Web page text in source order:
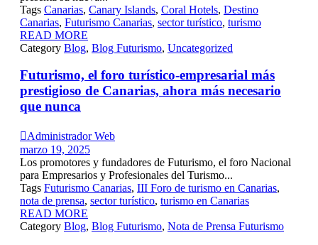
Tags Canarias, Canary Islands, Coral Hotels, Destino
Canarias, Futurismo Canarias, sector turístico, turismo
READ MORE
Category Blog, Blog Futurismo, Uncategorized
Futurismo, el foro turístico-empresarial más
prestigioso de Canarias, ahora más necesario
que nunca
Administrador Web
marzo 19, 2025
Los promotores y fundadores de Futurismo, el foro Nacional
para Empresarios y Profesionales del Turismo...
Tags Futurismo Canarias, III Foro de turismo en Canarias,
nota de prensa, sector turístico, turismo en Canarias
READ MORE
Category Blog, Blog Futurismo, Nota de Prensa Futurismo